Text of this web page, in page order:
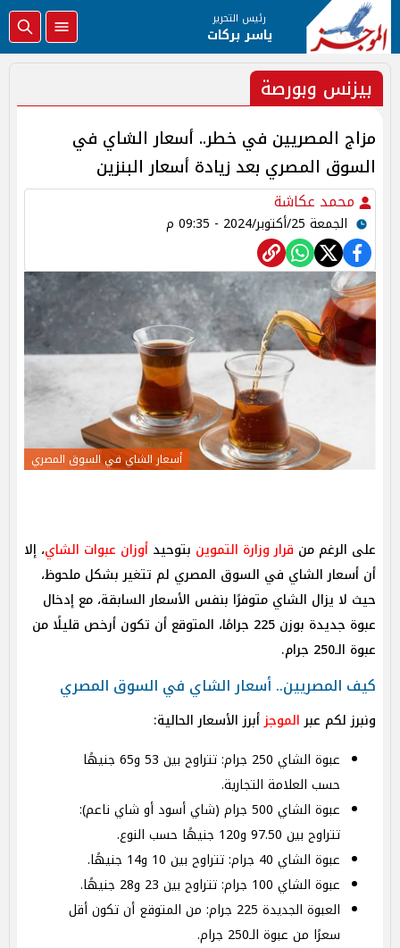
رئيس التحرير
ياسر بركات
بيزنس وبورصة
مزاج المصريين في خطر.. أسعار الشاي في
السوق المصري بعد زيادة أسعار البنزين
محمد عكاشة
الجمعة 25/أكتوبر/2024 - 09:35 م
أسعار الشاي في السوق المصري
على الرغم من قرار وزارة التموين بتوحيد أوزان عبوات الشاي، إلا
أن أسعار الشاي في السوق المصري لم تتغير بشكل ملحوظ،
حيث لا يزال الشاي متوفرًا بنفس الأسعار السابقة، مع إدخال
عبوة جديدة بوزن 225 جرامًا، المتوقع أن تكون أرخص قليلًا من
عبوة الـ250 جرام.
كيف المصريين.. أسعار الشاي في السوق المصري
ونبرز لكم عبرالموجزأبرز الأسعار الحالية:
عبوة الشاي 250 جرام: تتراوح بين 53 و65 جنيهًا
حسب العلامة التجارية.
عبوة الشاي 500 جرام (شاي أسود أو شاي ناعم):
تتراوح بين 97.50 و120 جنيهًا حسب النوع.
عبوة الشاي 40 جرام: تتراوح بين 10 و14 جنيهًا.
عبوة الشاي 100 جرام: تتراوح بين 23 و28 جنيهًا.
العبوة الجديدة 225 جرام: من المتوقع أن تكون أقل
سعرًا من عبوة الـ250 جرام.